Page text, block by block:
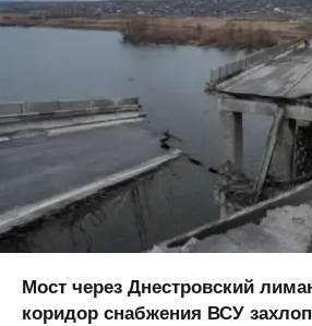
Мост через Днестровский
коридор снабжения ВСУ